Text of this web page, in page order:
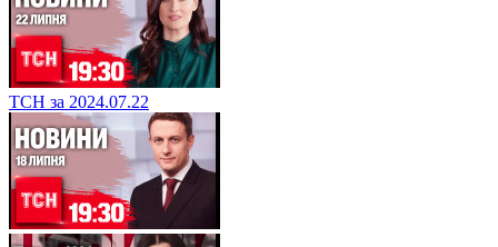
ТСН за 2024.07.22